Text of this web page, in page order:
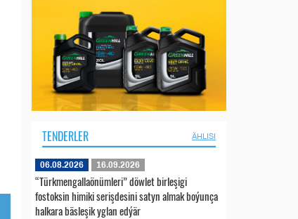
TENDERLER ÄHLISI
06.08.2026 16.09.2026
“Türkmengallaönümleri” döwlet birleşigi
fostoksin himiki serişdesini satyn almak boýunça
halkara bäsleşik yglan edýär